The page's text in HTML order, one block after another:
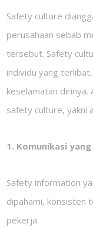
Safety culture
perusahaan sebab
tersebut. Safety
individu yang
keselamatan dirinya.
safety culture, yakni
1. Komunikasi
Safety information
dipahami, konsisten
pekerja.